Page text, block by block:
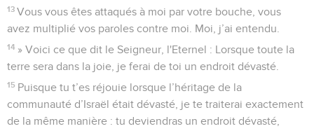
13 Vous vous êtes attaqués à moi par votre bouche, vous
avez multiplié vos paroles contre moi. Moi, j’ai entendu.
14 » Voici ce que dit le Seigneur, l'Eternel : Lorsque toute la
terre sera dans la joie, je ferai de toi un endroit dévasté.
15 Puisque tu t’es réjouie lorsque l’héritage de la
communauté d’Israël était dévasté, je te traiterai exactement
de la même manière : tu deviendras un endroit dévasté,